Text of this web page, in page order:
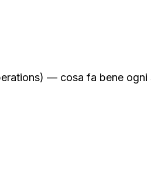
— cosa fa bene ogni